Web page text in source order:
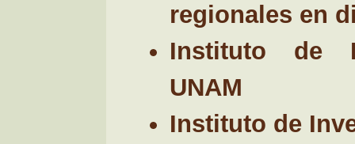
regionales en
Instituto de
UNAM
Instituto de